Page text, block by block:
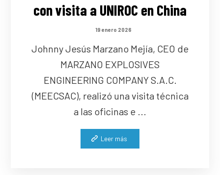
con visita a UNIROC en China
19 enero 2026
Johnny Jesús Marzano Mejía, CEO de
MARZANO EXPLOSIVES
ENGINEERING COMPANY S.A.C.
(MEECSAC), realizó una visita técnica
a las oficinas e ...
Leer más